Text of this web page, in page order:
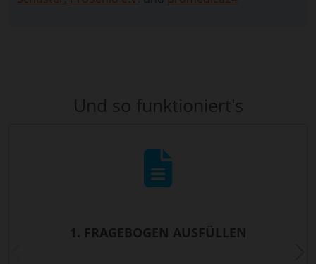
Und so funktioniert's
1. FRAGEBOGEN AUSFÜLLEN